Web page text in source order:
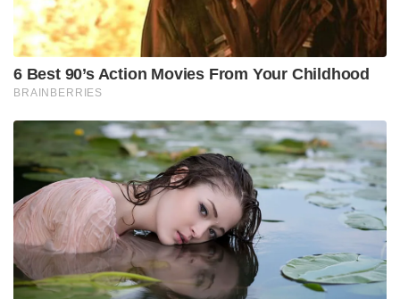
6 Best 90’s Action Movies From Your Childhood
BRAINBERRIES